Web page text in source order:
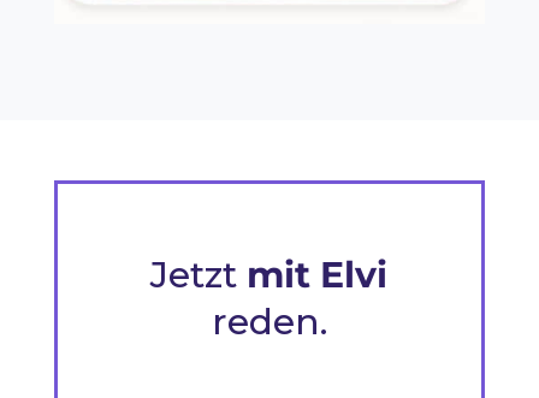
Jetzt mit Elvi
reden.